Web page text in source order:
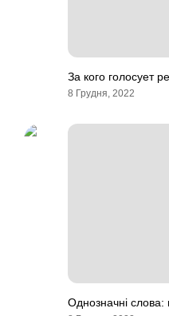
За кого голосует
8 Грудня, 2022
Однозначні слова: